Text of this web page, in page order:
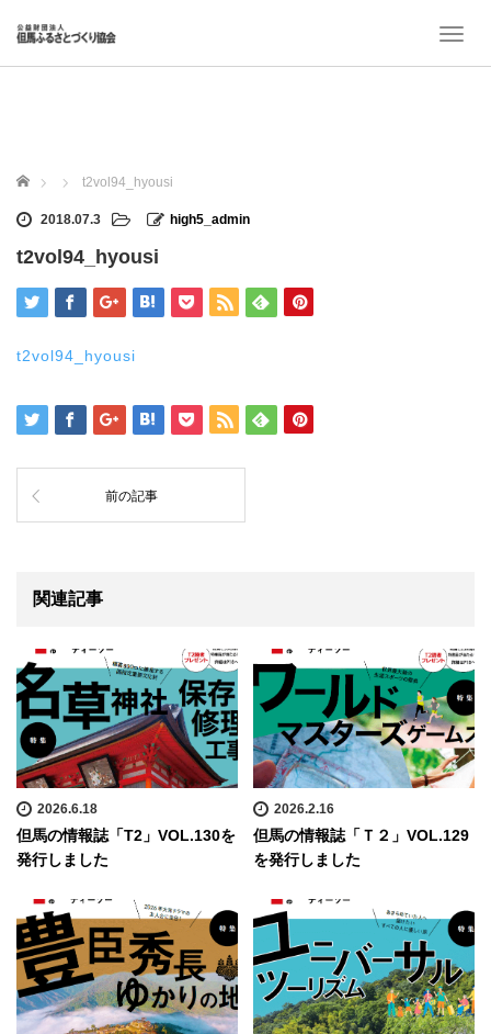
T
ホーム t2vol94_hyousi
2018.07.3 high5_admin
t2vol94_hyousi
t2vol94_hyousi
前の記事
関連記事
2026.6.18
但馬の情報誌「T2」VOL.130を
発行しました
2026.2.16
但馬の情報誌「Ｔ２」VOL.129
を発行しました